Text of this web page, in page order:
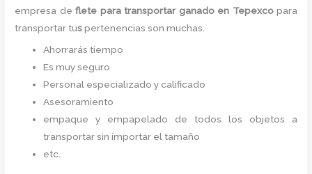
empresa deflete para transportar ganadoen Tepexco para
transportar tuspertenencias son muchas.
Ahorrarás tiempo
Es muy seguro
Personal especializado y calificado
Asesoramiento
empaque y empapelado de todos los objetos a
transportar sin importar el tamaño
etc.